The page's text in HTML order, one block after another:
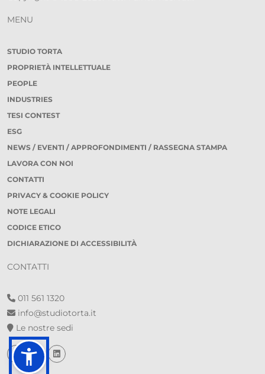
MENU
STUDIO TORTA
PROPRIETÀ INTELLETTUALE
PEOPLE
INDUSTRIES
TESI CONTEST
ESG
NEWS / EVENTI / APPROFONDIMENTI / RASSEGNA STAMPA
LAVORA CON NOI
CONTATTI
PRIVACY & COOKIE POLICY
NOTE LEGALI
CODICE ETICO
DICHIARAZIONE DI ACCESSIBILITÀ
CONTATTI
011 561 1320
info@studiotorta.it
Le nostre sedi